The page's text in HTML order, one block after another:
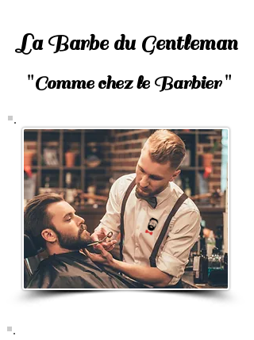
La Barbe du Gentleman
"Comme chez le Barbier"